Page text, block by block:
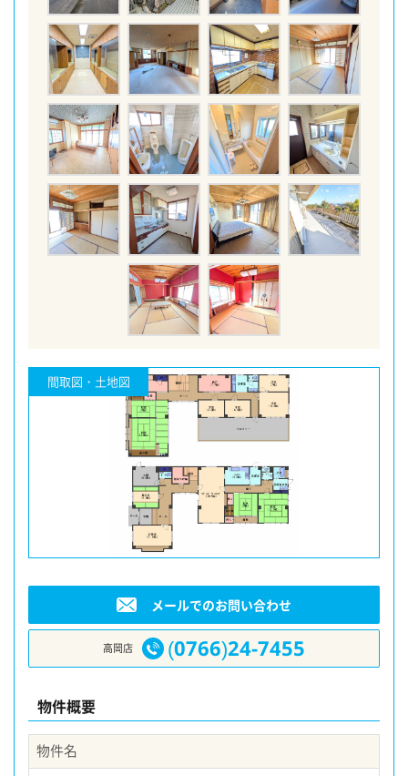
間取図・土地図
メールでのお問い合わせ
高岡店 (0766)24-7455
物件概要
物件名